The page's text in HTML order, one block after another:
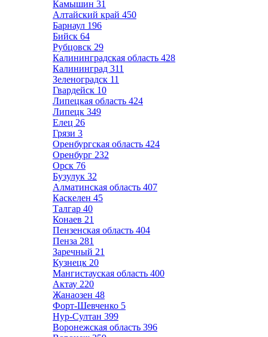
Камышин 31
Алтайский край 450
Барнаул 196
Бийск 64
Рубцовск 29
Калининградская область 428
Калининград 311
Зеленоградск 11
Гвардейск 10
Липецкая область 424
Липецк 349
Елец 26
Грязи 3
Оренбургская область 424
Оренбург 232
Орск 76
Бузулук 32
Алматинская область 407
Каскелен 45
Талгар 40
Конаев 21
Пензенская область 404
Пенза 281
Заречный 21
Кузнецк 20
Мангистауская область 400
Актау 220
Жанаозен 48
Форт-Шевченко 5
Нур-Султан 399
Воронежская область 396